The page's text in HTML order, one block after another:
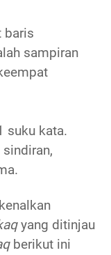
baris
sampiran
suku kata.
yang ditinjau
berikut ini